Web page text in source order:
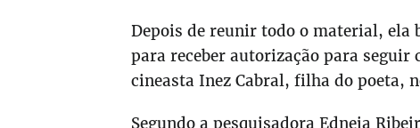
Depois de reunir todo o material,
para receber autorização para seguir
cineasta Inez Cabral, filha do poeta,
Segundo a pesquisadora Edneia